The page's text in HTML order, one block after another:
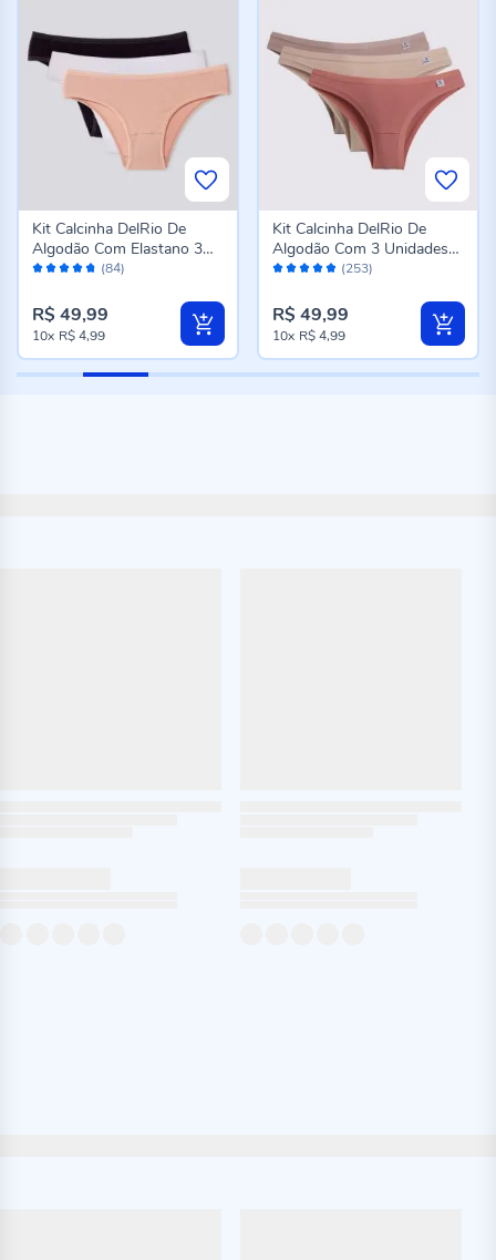
Avaliação: (84)
Kit Calcinha DelRio De
Algodão Com Elastano 3
Unidades Mousse/Bc/Pto
R$ 49,99
10x R$ 4,99
Avaliação: (253)
Kit Calcinha DelRio De
Algodão Com 3 Unidades
K6
R$ 49,99
10x R$ 4,99